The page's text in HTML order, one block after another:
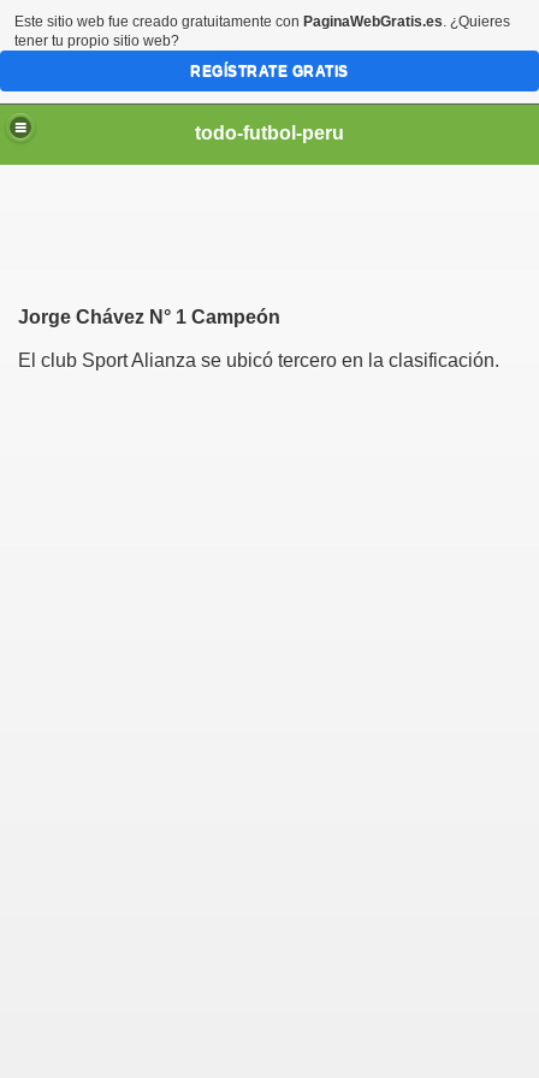
todo-futbol-peru
Jorge Chávez N° 1 Campeón
El club Sport Alianza se ubicó tercero en la clasificación.
Este sitio web fue creado gratuitamente con PaginaWebGratis.es. ¿Quieres
tener tu propio sitio web?
REGÍSTRATE GRATIS